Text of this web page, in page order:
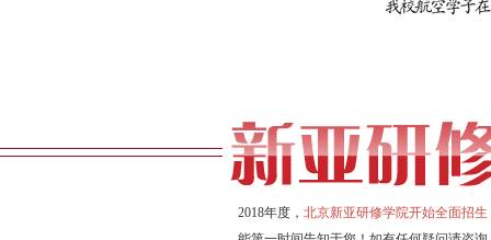
2018年度，北京新亚研修学院开始全面招生